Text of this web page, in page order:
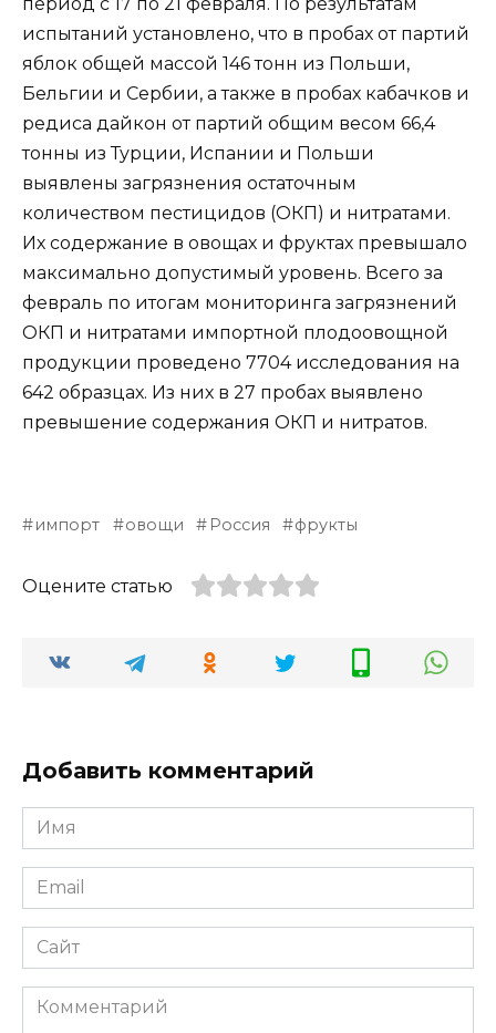
испытаний установлено, что в пробах от партий
яблок общей массой 146 тонн из Польши,
Бельгии и Сербии, а также в пробах кабачков и
редиса дайкон от партий общим весом 66,4
тонны из Турции, Испании и Польши
выявлены загрязнения остаточным
количеством пестицидов (ОКП) и нитратами.
Их содержание в овощах и фруктах превышало
максимально допустимый уровень. Всего за
февраль по итогам мониторинга загрязнений
ОКП и нитратами импортной плодоовощной
продукции проведено 7704 исследования на
642 образцах. Из них в 27 пробах выявлено
превышение содержания ОКП и нитратов.
импорт овощи Россия фрукты
Оцените статью
Добавить комментарий
Имя
*
Email
*
Сайт
Комментарий